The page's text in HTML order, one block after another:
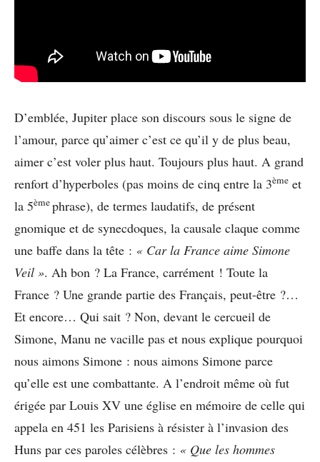
D’emblée, Jupiter place son discours sous le signe de
l’amour, parce qu’aimer c’est ce qu’il y de plus beau,
aimer c’est voler plus haut. Toujours plus haut. A grand
renfort d’hyperboles (pas moins de cinq entre la 3ème et
la 5èmephrase), de termes laudatifs, de présent
gnomique et de synecdoques, la causale claque comme
une baffe dans la tête : « Car la France aime Simone
Veil ». Ah bon ? La France, carrément ! Toute la
France ? Une grande partie des Français, peut-être ?…
Et encore… Qui sait ? Non, devant le cercueil de
Simone, Manu ne vacille pas et nous explique pourquoi
nous aimons Simone : nous aimons Simone parce
qu’elle est une combattante. A l’endroit même où fut
érigée par Louis XV une église en mémoire de celle qui
appela en 451 les Parisiens à résister à l’invasion des
Huns par ces paroles célèbres : « Que les hommes